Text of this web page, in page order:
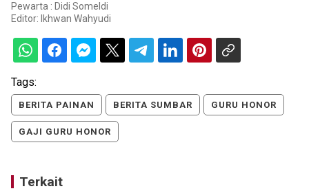
Pewarta : Didi Someldi
Editor: Ikhwan Wahyudi
Tags:
BERITA PAINAN BERITA SUMBAR GURU HONOR
GAJI GURU HONOR
Terkait